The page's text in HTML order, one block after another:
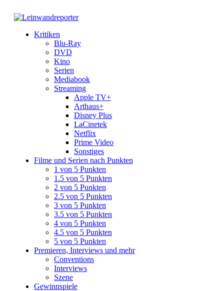
Kritiken
Blu-Ray
DVD
Kino
Serien
Mediabook
Streaming
Apple TV+
Arthaus+
Disney Plus
LaCinetek
Netflix
Prime Video
Sonstiges
Filme und Serien nach Punkten
1 von 5 Punkten
1.5 von 5 Punkten
2 von 5 Punkten
2.5 von 5 Punkten
3 von 5 Punkten
3.5 von 5 Punkten
4 von 5 Punkten
4.5 von 5 Punkten
5 von 5 Punkten
Premieren, Interviews und mehr
Conventions
Interviews
Szene
Gewinnspiele